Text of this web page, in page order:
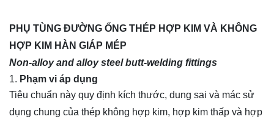
PHỤ TÙNG ĐƯỜNG ỐNG THÉP HỢP KIM VÀ KHÔNG
HỢP KIM HÀN GIÁP MÉP
Non-alloy and alloy steel butt-welding fittings
Phạm vi áp dụng
Tiêu chuẩn này quy định kích thước, dung sai và mác sử
dụng chung của thép không hợp kim, hợp kim thấp và hợp